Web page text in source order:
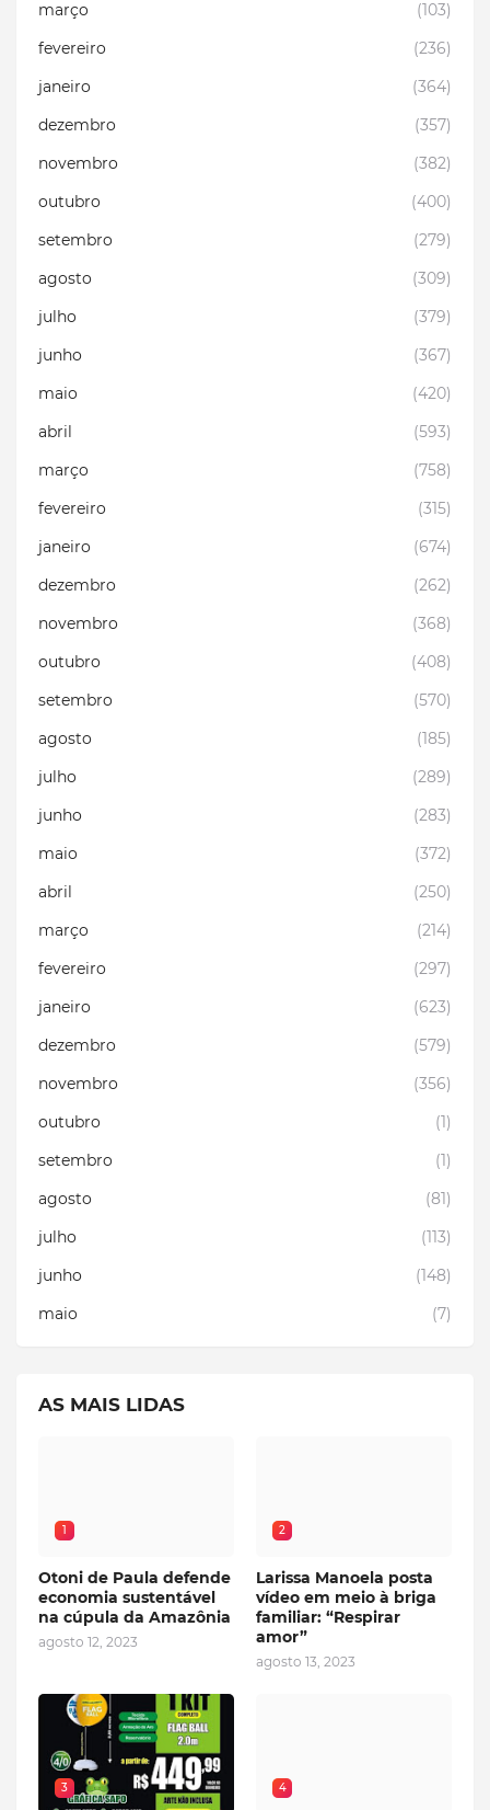
março
(103)
fevereiro
(236)
janeiro
(364)
dezembro
(357)
novembro
(382)
outubro
(400)
setembro
(279)
agosto
(309)
julho
(379)
junho
(367)
maio
(420)
abril
(593)
março
(758)
fevereiro
(315)
janeiro
(674)
dezembro
(262)
novembro
(368)
outubro
(408)
setembro
(570)
agosto
(185)
julho
(289)
junho
(283)
maio
(372)
abril
(250)
março
(214)
fevereiro
(297)
janeiro
(623)
dezembro
(579)
novembro
(356)
outubro
(1)
setembro
(1)
agosto
(81)
julho
(113)
junho
(148)
maio
(7)
AS MAIS LIDAS
1
Otoni de Paula defende
economia sustentável
na cúpula da Amazônia
agosto 12, 2023
2
Larissa Manoela posta
vídeo em meio à briga
familiar: “Respirar
amor”
agosto 13, 2023
3 4